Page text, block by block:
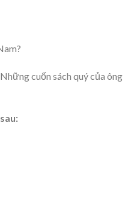
cuốn sách quý của ông